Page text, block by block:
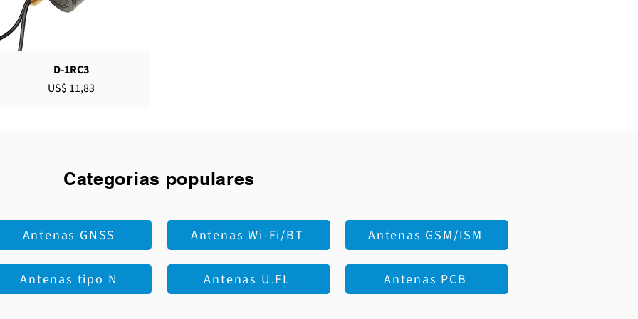
D-1RC3
Preço
US$ 11,83
Categorias populares
Antenas GNSS
Antenas tipo N
Antenas Wi-Fi/BT
Antenas U.FL
Antenas GSM/ISM
Antenas PCB